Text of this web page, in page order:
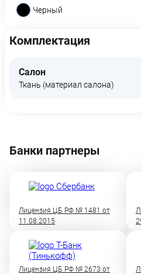
Черный
Комплектация
Салон
Ткань (материал салона)
Банки партнеры
Лицензия ЦБ РФ № 1481 от
11.08.2015
Лицензия ЦБ РФ № 2673 от